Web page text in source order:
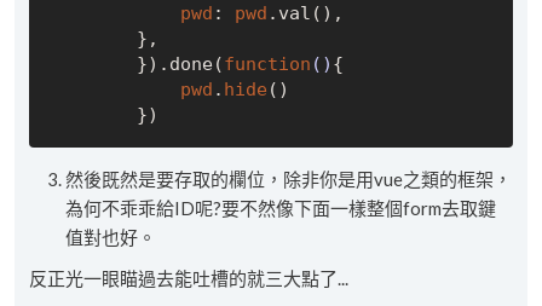
pwd : pwd .val(),
        }).done(
function () {
pwd . hide ()
然後既然是要存取的欄位，除非你是用vue之類的框架，
為何不乖乖給ID呢?要不然像下面一樣整個form去取鍵
值對也好。
反正光一眼瞄過去能吐槽的就三大點了...